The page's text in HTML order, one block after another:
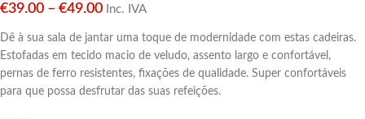
€39.00 – €49.00 Inc. IVA
Dê à sua sala de jantar uma toque de modernidade com estas cadeiras.
Estofadas em tecido macio de veludo, assento largo e confortável,
pernas de ferro resistentes, fixações de qualidade. Super confortáveis ​​
para que possa desfrutar das suas refeições.